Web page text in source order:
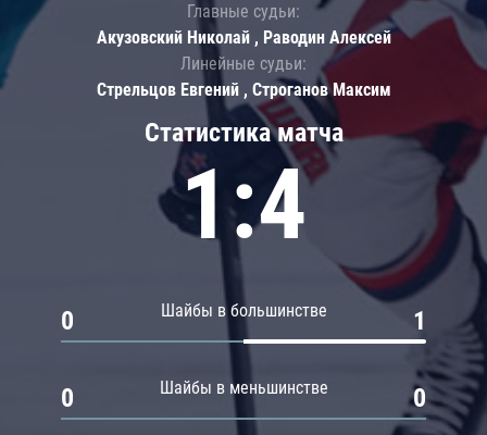
Статистика матча
1:4
Шайбы в большинстве
0 1
Шайбы в меньшинстве
0 0
Главные судьи:
Акузовский Николай , Раводин Алексей
Линейные судьи:
Стрельцов Евгений , Строганов Максим